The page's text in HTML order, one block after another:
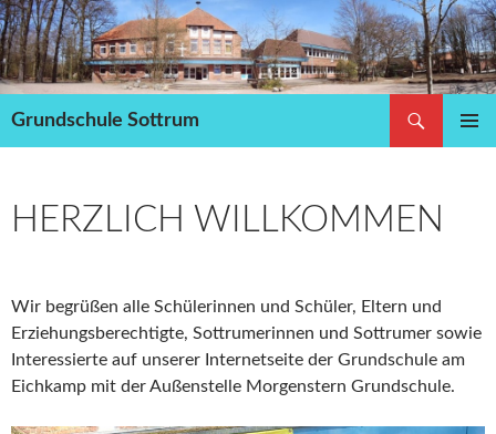
Zum
Inhalt
springen
Grundschule Sottrum
HERZLICH WILLKOMMEN
Wir begrüßen alle Schülerinnen und Schüler, Eltern und
Erziehungsberechtigte, Sottrumerinnen und Sottrumer sowie
Interessierte auf unserer Internetseite der Grundschule am
Eichkamp mit der Außenstelle Morgenstern Grundschule.